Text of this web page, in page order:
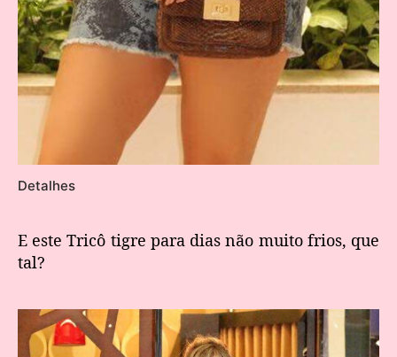
Detalhes
E este Tricô tigre para dias não muito frios, que
tal?